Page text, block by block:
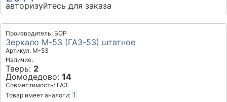
авторизуйтесь для заказа
Производитель: БОР
Зеркало М-53 (ГАЗ-53) штатное
Артикул: М-53
Наличие:
Тверь: 2
Домодедово: 14
Совместимость: ГАЗ
Товар имеет аналоги: 1